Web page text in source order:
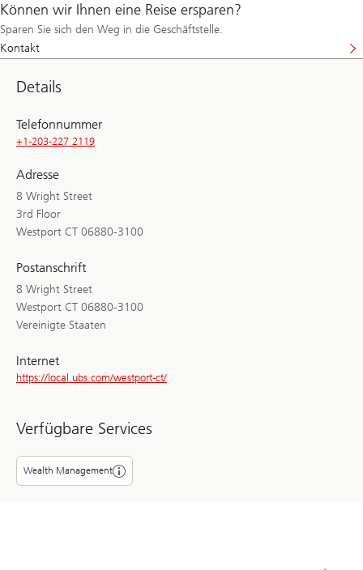
Können wir Ihnen eine Reise ersparen?
Sparen Sie sich den Weg in die Geschäftstelle.
Kontakt
Details
Telefonnummer
+1-203-227 2119
Adresse
8 Wright Street
3rd Floor
Westport CT 06880-3100
Postanschrift
8 Wright Street
Westport CT 06880-3100
Vereinigte Staaten
Internet
https://local.ubs.com/westport-ct/
Verfügbare Services
Wealth Management